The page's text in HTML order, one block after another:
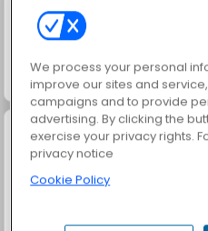
Juice Merge
We process your personal
improve our sites and
campaigns and to provide
advertising. By clicking the
exercise your privacy rights.
privacy notice
Cookie Policy